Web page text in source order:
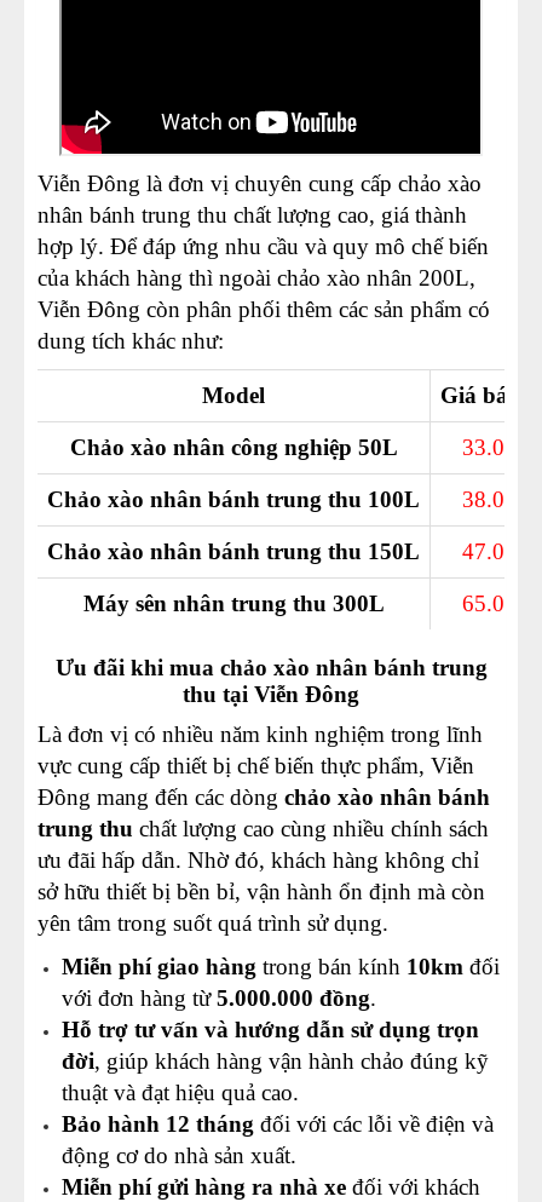
Viễn Đông là đơn vị chuyên cung cấp chảo xào
nhân bánh trung thu chất lượng cao, giá thành
hợp lý. Để đáp ứng nhu cầu và quy mô chế biến
của khách hàng thì ngoài chảo xào nhân 200L,
Viễn Đông còn phân phối thêm các sản phẩm có
dung tích khác như:
Model Giá bán
Chảo xào nhân công nghiệp 50L
Chảo xào nhân bánh trung thu 100L
Chảo xào nhân bánh trung thu 150L
Máy sên nhân trung thu 300L
Ưu đãi khi mua chảo xào nhân bánh trung
thu tại Viễn Đông
Là đơn vị có nhiều năm kinh nghiệm trong lĩnh
vực cung cấp thiết bị chế biến thực phẩm, Viễn
Đông mang đến các dòng chảo xào nhân bánh
trung thu chất lượng cao cùng nhiều chính sách
ưu đãi hấp dẫn. Nhờ đó, khách hàng không chỉ
sở hữu thiết bị bền bỉ, vận hành ổn định mà còn
yên tâm trong suốt quá trình sử dụng.
Miễn phí giao hàng trong bán kính 10km đối
với đơn hàng từ5.000.000 đồng.
Hỗ trợ tư vấn và hướng dẫn sử dụng trọn
đời, giúp khách hàng vận hành chảo đúng kỹ
thuật và đạt hiệu quả cao.
Bảo hành 12 tháng đối với các lỗi về điện và
động cơ do nhà sản xuất.
Miễn phí gửi hàng ra nhà xe đối với khách